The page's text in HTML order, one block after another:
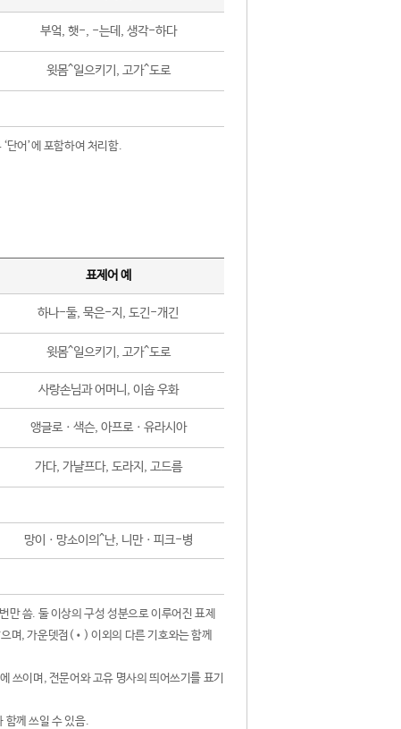
부엌, 햇-, -는데, 생각-하다
윗몸^일으키기, 고가^도로
단어’에 포함하여 처리함.
표제어 예
하나-둘, 묵은-지, 도긴-개긴
윗몸^일으키기, 고가^도로
사랑손님과 어머니, 이솝 우화
앵글로ㆍ색슨, 아프로ㆍ유라시아
가다, 가냘프다, 도라지, 고드름
망이ㆍ망소이의^난, 니만ㆍ피크-병
씀. 둘 이상의 구성 성분으로 이루어진 표제
며, 가운뎃점(•) 이외의 다른 기호와는 함께
쓰이며, 전문어와 고유 명사의 띄어쓰기를 표기
함께 쓰일 수 있음.